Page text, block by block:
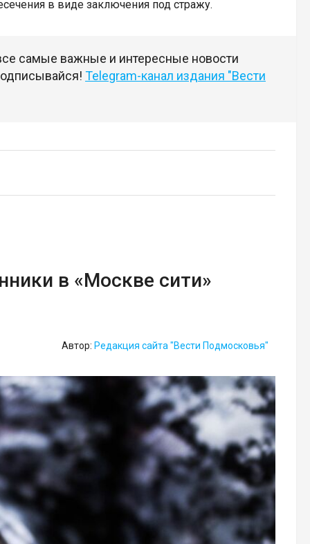
в виде заключения под стражу.
самые важные и интересные новости
Telegram-канал издания "Вести
в «Москве сити»
Автор: Редакция сайта "Вести Подмосковья"